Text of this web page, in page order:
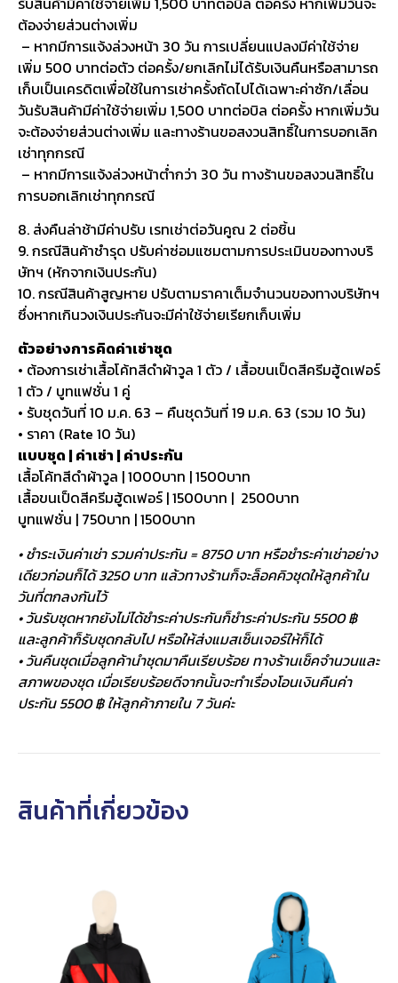
ต้องจ่ายส่วนต่างเพิ่ม
– หากมีการแจ้งล่วงหน้า 30 วัน การเปลี่ยนแปลงมีค่าใช้จ่าย
เพิ่ม 500 บาทต่อตัว ต่อครั้ง/ยกเลิกไม่ได้รับเงินคืนหรือสามารถ
เก็บเป็นเครดิตเพื่อใช้ในการเช่าครั้งถัดไปได้เฉพาะค่าซัก/เลื่อน
วันรับสินค้ามีค่าใช้จ่ายเพิ่ม 1,500 บาทต่อบิล ต่อครั้ง หากเพิ่มวัน
จะต้องจ่ายส่วนต่างเพิ่ม และทางร้านขอสงวนสิทธิ์ในการบอกเลิก
เช่าทุกกรณี
– หากมีการแจ้งล่วงหน้าต่ำกว่า 30 วัน ทางร้านขอสงวนสิทธิ์ใน
การบอกเลิกเช่าทุกกรณี
8. ส่งคืนล่าช้ามีค่าปรับ เรทเช่าต่อวันคูณ 2 ต่อชิ้น
9. กรณีสินค้าชำรุด ปรับค่าซ่อมแซมตามการประเมินของทางบริ
ษัทฯ (หักจากเงินประกัน)
10. กรณีสินค้าสูญหาย ปรับตามราคาเต็มจำนวนของทางบริษัทฯ
ซึ่งหากเกินวงเงินประกันจะมีค่าใช้จ่ายเรียกเก็บเพิ่ม
ตัวอย่างการคิดค่าเช่าชุด
• ต้องการเช่าเสื้อโค้ทสีดำผ้าวูล 1 ตัว / เสื้อขนเป็ดสีครีมฮู้ดเฟอร์
1 ตัว / บูทแฟชั่น 1 คู่
• รับชุดวันที่ 10 ม.ค. 63 – คืนชุดวันที่ 19 ม.ค. 63 (รวม 10 วัน)
• ราคา (Rate 10 วัน)
แบบชุด | ค่าเช่า | ค่าประกัน
เสื้อโค้ทสีดำผ้าวูล | 1000บาท | 1500บาท
เสื้อขนเป็ดสีครีมฮู้ดเฟอร์ | 1500บาท | 2500บาท
บูทแฟชั่น | 750บาท | 1500บาท
• ชำระเงินค่าเช่า รวมค่าประกัน = 8750 บาท หรือชำระค่าเช่าอย่าง
เดียวก่อนก็ได้ 3250 บาท แล้วทางร้านก็จะล็อคคิวชุดให้ลูกค้าใน
วันที่ตกลงกันไว้
• วันรับชุดหากยังไม่ได้ชำระค่าประกันก็ชำระค่าประกัน 5500 ฿
และลูกค้าก็รับชุดกลับไป หรือให้ส่งแมสเซ็นเจอร์ให้ก็ได้
• วันคืนชุดเมื่อลูกค้านำชุดมาคืนเรียบร้อย ทางร้านเช็คจำนวนและ
สภาพของชุด เมื่อเรียบร้อยดีจากนั้นจะทำเรื่องโอนเงินคืนค่า
ประกัน 5500 ฿ ให้ลูกค้าภายใน 7 วันค่ะ
สินค้าที่เกี่ยวข้อง